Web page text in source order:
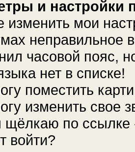
и настройки
изменить мои
неправильное
часовой пояс,
нет в списке!
поместить
изменить свое
щёлкаю по ссылке
войти?